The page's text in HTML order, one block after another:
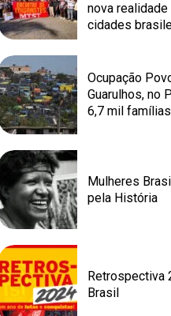
nova
cidades
Ocupação
Guarulhos, no
6,7 mil famílias
Mulheres
pela História
Retrospectiva
Brasil